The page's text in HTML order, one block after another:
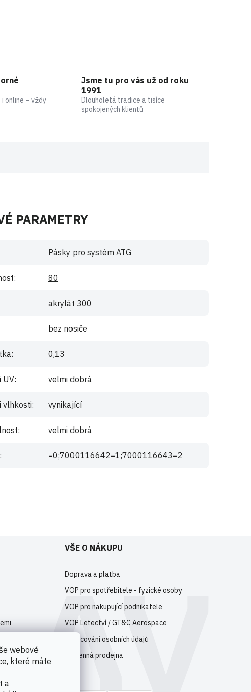
webové
které máte
a
i online – vždy
Jsme tu pro vás už od roku
1991
Dlouholetá tradice a tisíce
spokojených klientů
PARAMETRY
Pásky pro systém ATG
: 80
akrylát 300
bez nosiče
: 0,13
UV: velmi dobrá
vlhkosti: vynikající
: velmi dobrá
: =0;7000116642=1;7000116643=2
VŠE O NÁKUPU
Doprava a platba
VOP pro spotřebitele - fyzické osoby
VOP pro nakupující podnikatele
VOP Letectví / GT&C Aerospace
Zpracování osobních údajů
Kamenná prodejna